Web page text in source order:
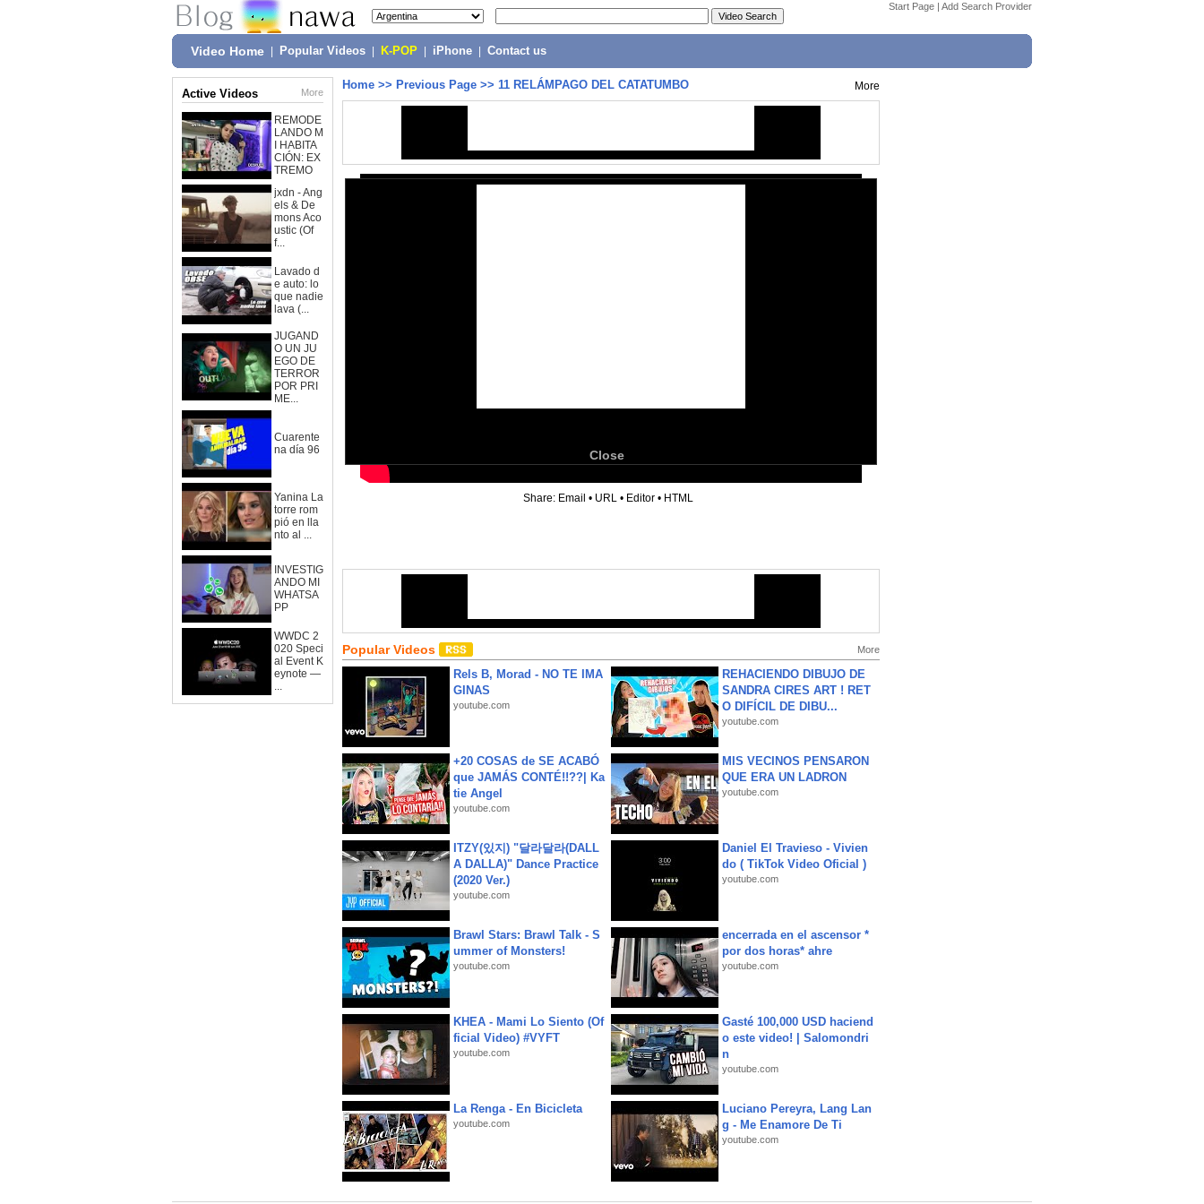
Start Page | Add Search Provider
Video Home Popular Videos K-POP iPhone Contact us
Active Videos More
REMODE
LANDO M
I HABITA
CIÓN: EX
TREMO
jxdn - Ang
els & De
mons Aco
ustic (Of
f...
Lavado d
e auto: lo
que nadie
lava (...
JUGAND
O UN JU
EGO DE
TERROR
POR PRI
ME...
Cuarente
na día 96
Yanina La
torre rom
pió en lla
nto al ...
INVESTIG
ANDO MI
WHATSA
PP
WWDC 2
020 Speci
al Event K
eynote —
...
Home >> Previous Page >> 11 RELÁMPAGO DEL CATATUMBO More
Close
Share: Email • URL • Editor • HTML
Popular Videos More
Rels B, Morad - NO TE IMA
GINAS
youtube.com
REHACIENDO DIBUJO DE
SANDRA CIRES ART ! RET
O DIFÍCIL DE DIBU...
youtube.com
+20 COSAS de SE ACABÓ
que JAMÁS CONTÉ!!??| Ka
tie Angel
youtube.com
MIS VECINOS PENSARON
QUE ERA UN LADRON
youtube.com
ITZY(있지) "달라달라(DALL
A DALLA)" Dance Practice
(2020 Ver.)
youtube.com
Daniel El Travieso - Vivien
do ( TikTok Video Oficial )
youtube.com
Brawl Stars: Brawl Talk - S
ummer of Monsters!
youtube.com
encerrada en el ascensor *
por dos horas* ahre
youtube.com
KHEA - Mami Lo Siento (Of
ficial Video) #VYFT
youtube.com
Gasté 100,000 USD haciend
o este video! | Salomondri
n
youtube.com
La Renga - En Bicicleta
youtube.com
Luciano Pereyra, Lang Lan
g - Me Enamore De Ti
youtube.com